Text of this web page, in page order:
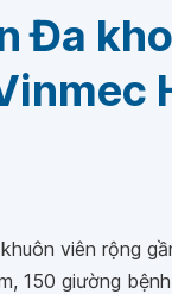
Đa
viên rộng
150 giường